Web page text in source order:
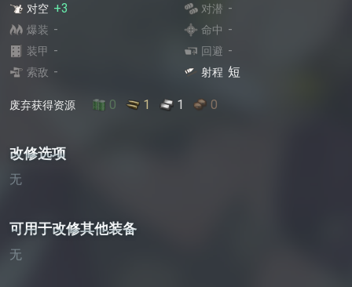
对空 +3 对潜 -
爆装 - 命中 -
装甲 - 回避 -
索敌 - 射程 短
废弃获得资源 0 1 1 0
改修选项
无
可用于改修其他装备
无